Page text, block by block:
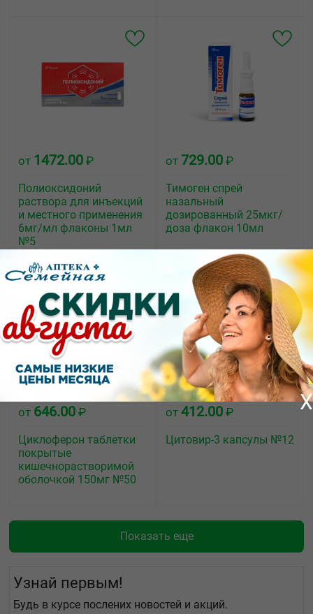
от 1472.00 ₽
Полиоксидоний
раствора для инъекций
и местного применения
6мг/мл флаконы 1мл
№5
от 729.00 ₽
Тимоген спрей
назальный
дозированный 25мкг/
доза флакон 10мл
от 646.00 ₽
Циклоферон таблетки
покрытые
кишечнорастворимой
оболочкой 150мг №50
от 412.00 ₽
Цитовир-3 капсулы №12
Показать еще
Узнай первым!
Будь в курсе послених новостей и акций.
X